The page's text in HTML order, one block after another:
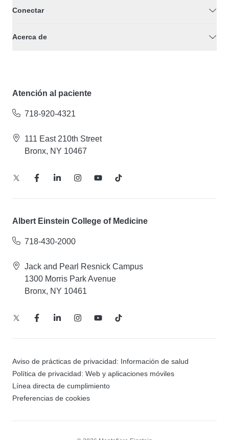
Conectar
Acerca de
Atención al paciente
718-920-4321
111 East 210th Street
Bronx, NY 10467
Albert Einstein College of Medicine
718-430-2000
Jack and Pearl Resnick Campus
1300 Morris Park Avenue
Bronx, NY 10461
Aviso de prácticas de privacidad: Información de salud
Política de privacidad: Web y aplicaciones móviles
Línea directa de cumplimiento
Preferencias de cookies